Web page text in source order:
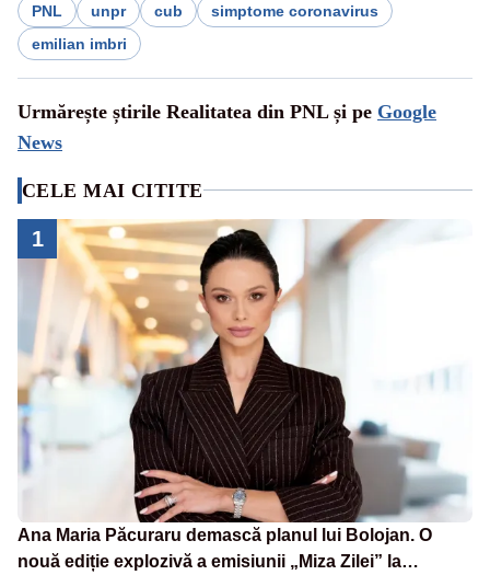
PNL unpr cub
simptome coronavirus
emilian imbri
Urmărește știrile Realitatea din PNL și pe Google
News
CELE MAI CITITE
1
Ana Maria Păcuraru demască planul lui Bolojan. O
nouă ediție explozivă a emisiunii „Miza Zilei” la